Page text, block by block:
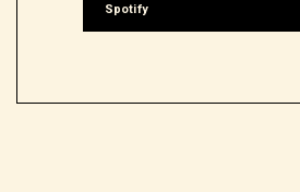
Spotify